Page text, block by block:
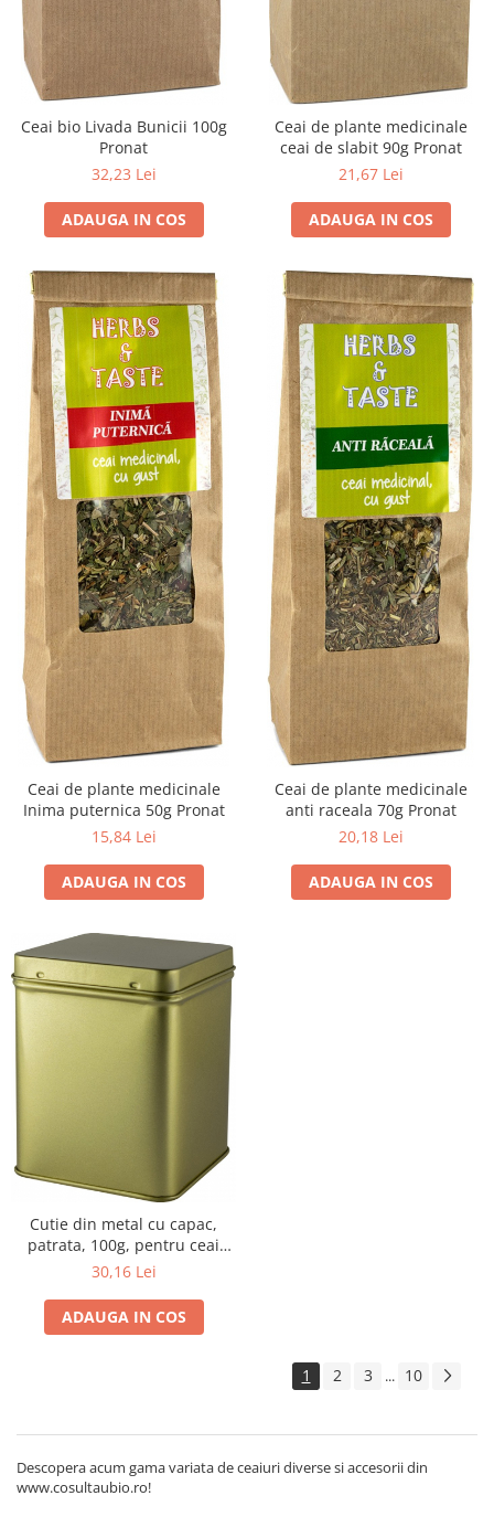
Ceai bio Livada Bunicii 100g
Pronat
32,23 Lei
ADAUGA IN COS
Ceai de plante medicinale
ceai de slabit 90g Pronat
21,67 Lei
ADAUGA IN COS
Ceai de plante medicinale
Inima puternica 50g Pronat
15,84 Lei
ADAUGA IN COS
Ceai de plante medicinale
anti raceala 70g Pronat
20,18 Lei
ADAUGA IN COS
Cutie din metal cu capac,
patrata, 100g, pentru ceai
Gold Star
30,16 Lei
ADAUGA IN COS
1 2 3 ... 10
Descopera acum gama variata de ceaiuri diverse si accesorii din
www.cosultaubio.ro!